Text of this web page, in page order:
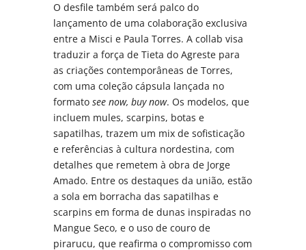
O desfile também será palco do
lançamento de uma colaboração exclusiva
entre a Misci e Paula Torres. A collab visa
traduzir a força de Tieta do Agreste para
as criações contemporâneas de Torres,
com uma coleção cápsula lançada no
formatosee now, buy now. Os modelos, que
incluem mules, scarpins, botas e
sapatilhas, trazem um mix de sofisticação
e referências à cultura nordestina, com
detalhes que remetem à obra de Jorge
Amado. Entre os destaques da união, estão
a sola em borracha das sapatilhas e
scarpins em forma de dunas inspiradas no
Mangue Seco, e o uso de couro de
pirarucu, que reafirma o compromisso com